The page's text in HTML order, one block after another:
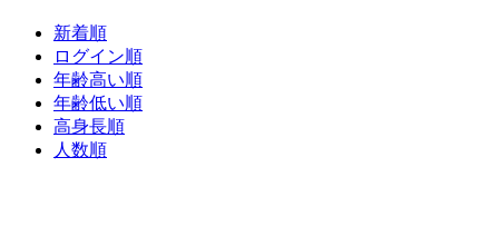
新着順
ログイン順
年齢高い順
年齢低い順
高身長順
人数順